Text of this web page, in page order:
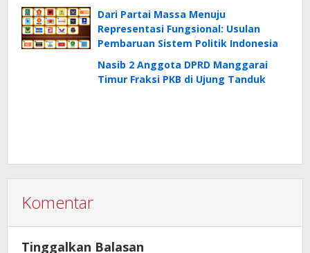
Dari Partai Massa Menuju
Representasi Fungsional: Usulan
Pembaruan Sistem Politik Indonesia
Nasib 2 Anggota DPRD Manggarai
Timur Fraksi PKB di Ujung Tanduk
Komentar
Tinggalkan Balasan